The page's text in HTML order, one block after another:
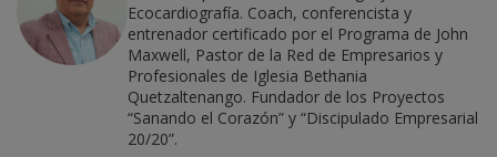
Ecocardiografía. Coach, conferencista y
entrenador certificado por el Programa de John
Maxwell, Pastor de la Red de Empresarios y
Profesionales de Iglesia Bethania
Quetzaltenango. Fundador de los Proyectos
“Sanando el Corazón” y “Discipulado Empresarial
20/20”.